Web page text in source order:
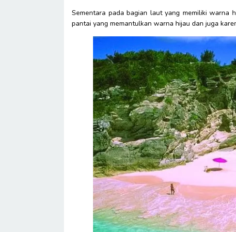
Sementara pada bagian laut yang memiliki warna
pantai yang memantulkan warna hijau dan juga